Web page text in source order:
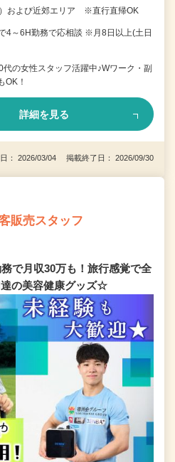
および近郊エリア ※直行直帰OK
4～6H勤務で応相談 ※月8日以上(土日
の女性スタッフ活躍中♪Wワーク・副
OK！
詳細を見る
： 2026/03/04 掲載終了日： 2026/09/30
販売スタッフ
で月収30万も！旅行感覚で全
の美容健康グッズ☆